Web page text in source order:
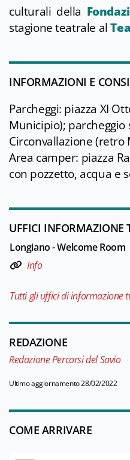
culturali della
stagione teatrale al
INFORMAZIONI E
Parcheggi: piazza XI
Municipio); parcheggio
Circonvallazione (retro
Area camper: piazza
con pozzetto, acqua e
UFFICI INFORMAZIONE
Longiano - Welcome Room
Info
Tutti gli uffici di informazione
REDAZIONE
Redazione Percorsi del Savio
Ultimo aggiornamento 28/02/2022
COME ARRIVARE